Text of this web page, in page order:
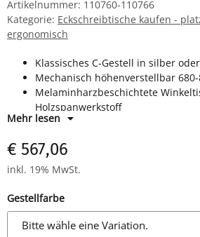
Artikelnummer: 110760-110766
Kategorie: Eckschreibtische kaufen -
ergonomisch
Klassisches C-Gestell in silber
Mechanisch höhenverstellbar
Melaminharzbeschichtete
Holzspanwerkstoff
Horizontale Kabelwanne
Mehr lesen
€ 567,06
inkl. 19% MwSt.
Gestellfarbe
Bitte wähle eine Variation.